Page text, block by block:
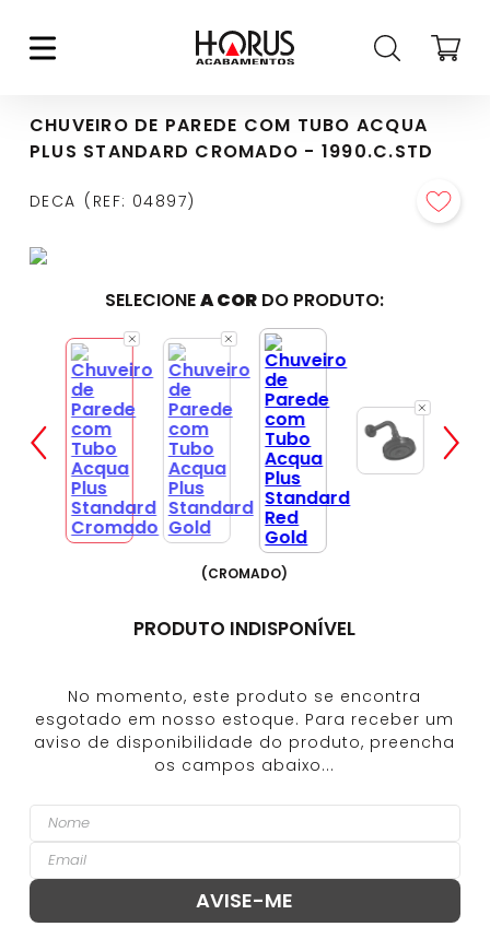
CHUVEIRO DE PAREDE COM TUBO ACQUA
PLUS STANDARD CROMADO - 1990.C.STD
DECA REF: 04897
SELECIONEA COR DO PRODUTO:
(CROMADO)
PRODUTO INDISPONÍVEL